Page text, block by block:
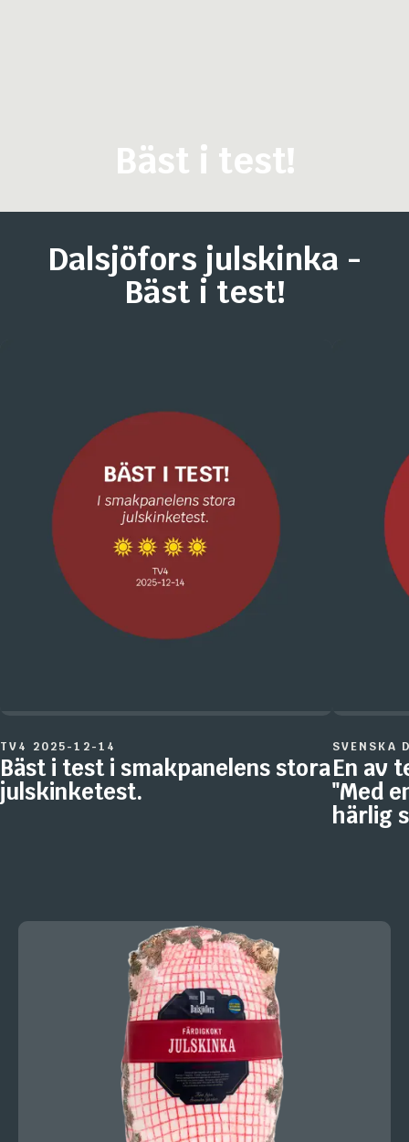
Bäst i test!
Dalsjöfors julskinka -
Bäst i test!
TV4 2025-12-14
Bäst i test i smakpanelens stora
julskinketest.
SVENSKA
En av
"Med
härlig